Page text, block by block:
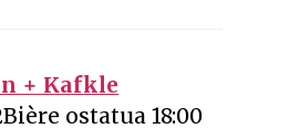
+ Kafkle
ostatua 18:00